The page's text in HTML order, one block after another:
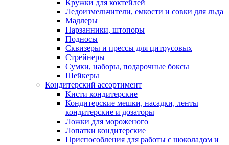
Кружки для коктейлей
Ледоизмельчители, емкости и совки для льда
Мадлеры
Нарзанники, штопоры
Подносы
Сквизеры и прессы для цитрусовых
Стрейнеры
Сумки, наборы, подарочные боксы
Шейкеры
Кондитерский ассортимент
Кисти кондитерские
Кондитерские мешки, насадки, ленты
кондитерские и дозаторы
Ложки для мороженого
Лопатки кондитерские
Приспособления для работы с шоколадом и